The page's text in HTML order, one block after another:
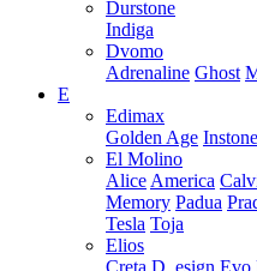
Durstone
Indiga
Dvomo
Adrenaline Ghost
E
Edimax
Golden Age Instone
El Molino
Alice America
Memory Padua
Tesla Toja
Elios